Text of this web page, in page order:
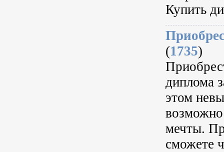
Купить
(1735)
диплома
этом
мечты.
сможете